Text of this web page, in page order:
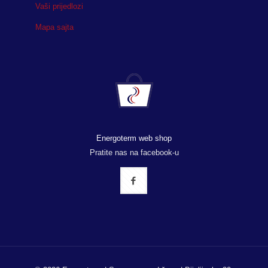
Vaši prijedlozi
Mapa sajta
Energoterm web shop
Pratite nas na facebook-u